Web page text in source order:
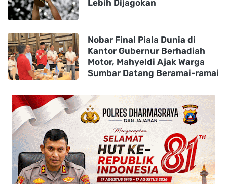
Lebih Dijagokan
Nobar Final Piala Dunia di
Kantor Gubernur Berhadiah
Motor, Mahyeldi Ajak Warga
Sumbar Datang Beramai-ramai